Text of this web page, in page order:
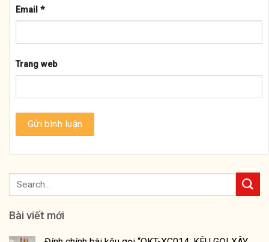
Email *
Trang web
Bài viết mới